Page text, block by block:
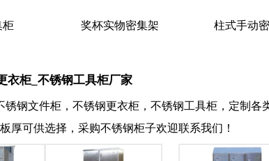
柜 奖杯实物密集架 柱式手动
衣柜_不锈钢工具柜厂家
钢文件柜，不锈钢更衣柜，不锈钢工具柜，定制各
厚可供选择，采购不锈钢柜子欢迎联系我们！